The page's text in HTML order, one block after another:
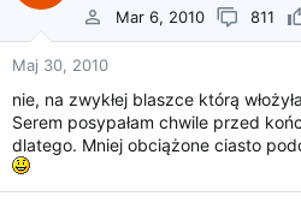
Mar 6, 2010
811
Maj 30, 2010
nie, na zwykłej blaszce którą
Serem posypałam chwile przed
dlatego. Mniej obciążone ciasto